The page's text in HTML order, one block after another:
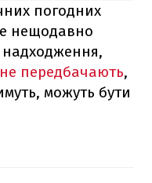
погодних
нещодавно
надходження,
не передбачають,
можуть бути